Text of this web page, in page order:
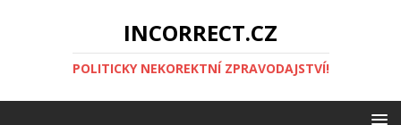
INCORRECT.CZ
POLITICKY NEKOREKTNÍ ZPRAVODAJSTVÍ!